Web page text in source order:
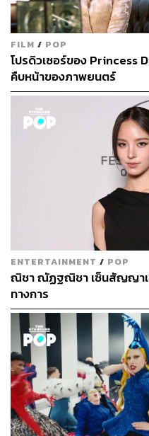
FILM / POP
โปรดิวเซอร์ของ Princess
คืบหน้าของภาพยนตร์
ENTERTAINMENT / POP
ณิชา ณัฏฐณิชา เซ็นสัญญาเ
ทางการ